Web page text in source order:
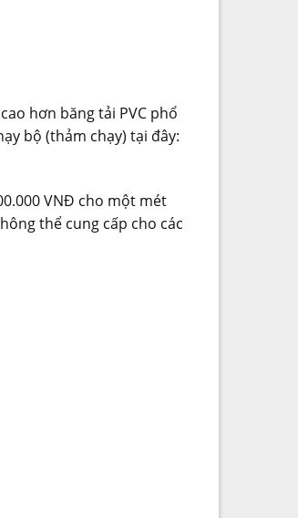
hơn băng tải PVC phổ
bộ (thảm chạy) tại đây:
VNĐ cho một mét
thể cung cấp cho các